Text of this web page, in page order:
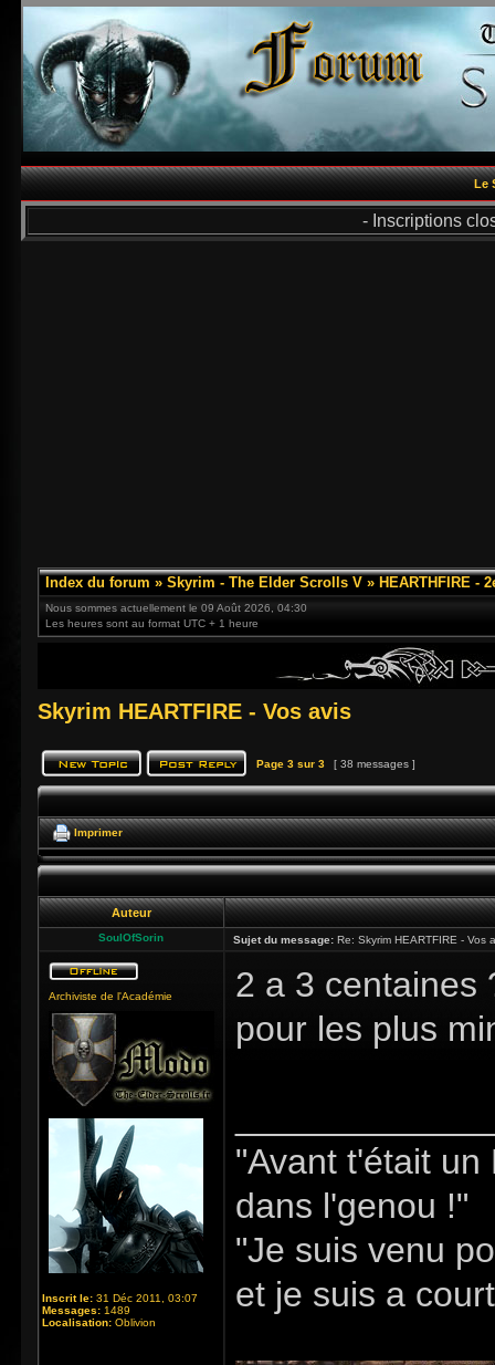
Le
- Inscriptions
Index du forum » Skyrim - The Elder Scrolls V » HEARTHFIRE -
Nous sommes actuellement le 09 Août 2026, 04:30
Les heures sont au format UTC + 1 heure
Skyrim HEARTFIRE - Vos avis
Page 3 sur 3 [ 38 messages ]
Imprimer
Auteur
SoulOfSorin Sujet du message: Re: Skyrim HEARTFIRE - Vos
Archiviste de l'Académie
Inscrit le: 31 Déc 2011, 03:07
Messages: 1489
Localisation: Oblivion
2 a 3 centaines
pour les plus
"Avant t'était
dans l'genou !"
"Je suis venu
et je suis a